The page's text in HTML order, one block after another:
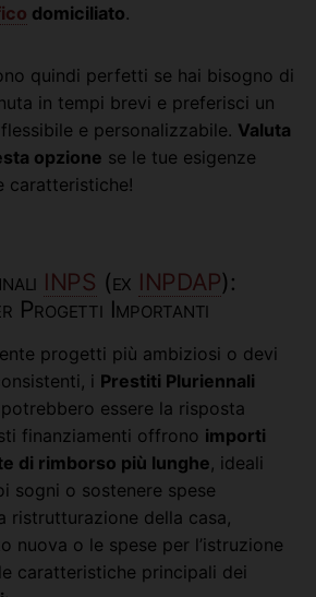
domiciliato.
quindi perfetti se hai bisogno di
in tempi brevi e preferisci un
e personalizzabile. Valuta
opzione se le tue esigenze
caratteristiche!
INPS (ex INPDAP):
Progetti Importanti
progetti più ambiziosi o devi
i Prestiti Pluriennali
essere la risposta
finanziamenti offrono importi
di rimborso più lunghe, ideali
sogni o sostenere spese
ristrutturazione della casa,
nuova o le spese per l’istruzione
caratteristiche principali dei